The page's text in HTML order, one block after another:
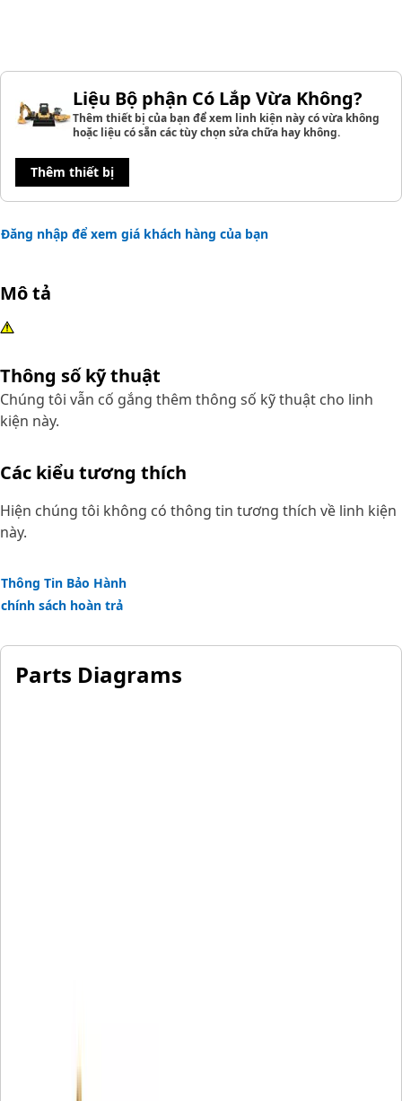
Liệu Bộ phận Có Lắp Vừa Không?
Thêm thiết bị của bạn để xem linh kiện này có vừa không
hoặc liệu có sẵn các tùy chọn sửa chữa hay không.
Thêm thiết bị
Đăng nhập để xem giá khách hàng của bạn
Mô tả
Thông số kỹ thuật
Chúng tôi vẫn cố gắng thêm thông số kỹ thuật cho linh
kiện này.
Các kiểu tương thích
Hiện chúng tôi không có thông tin tương thích về linh kiện
này.
Thông Tin Bảo Hành
chính sách hoàn trả
Parts Diagrams